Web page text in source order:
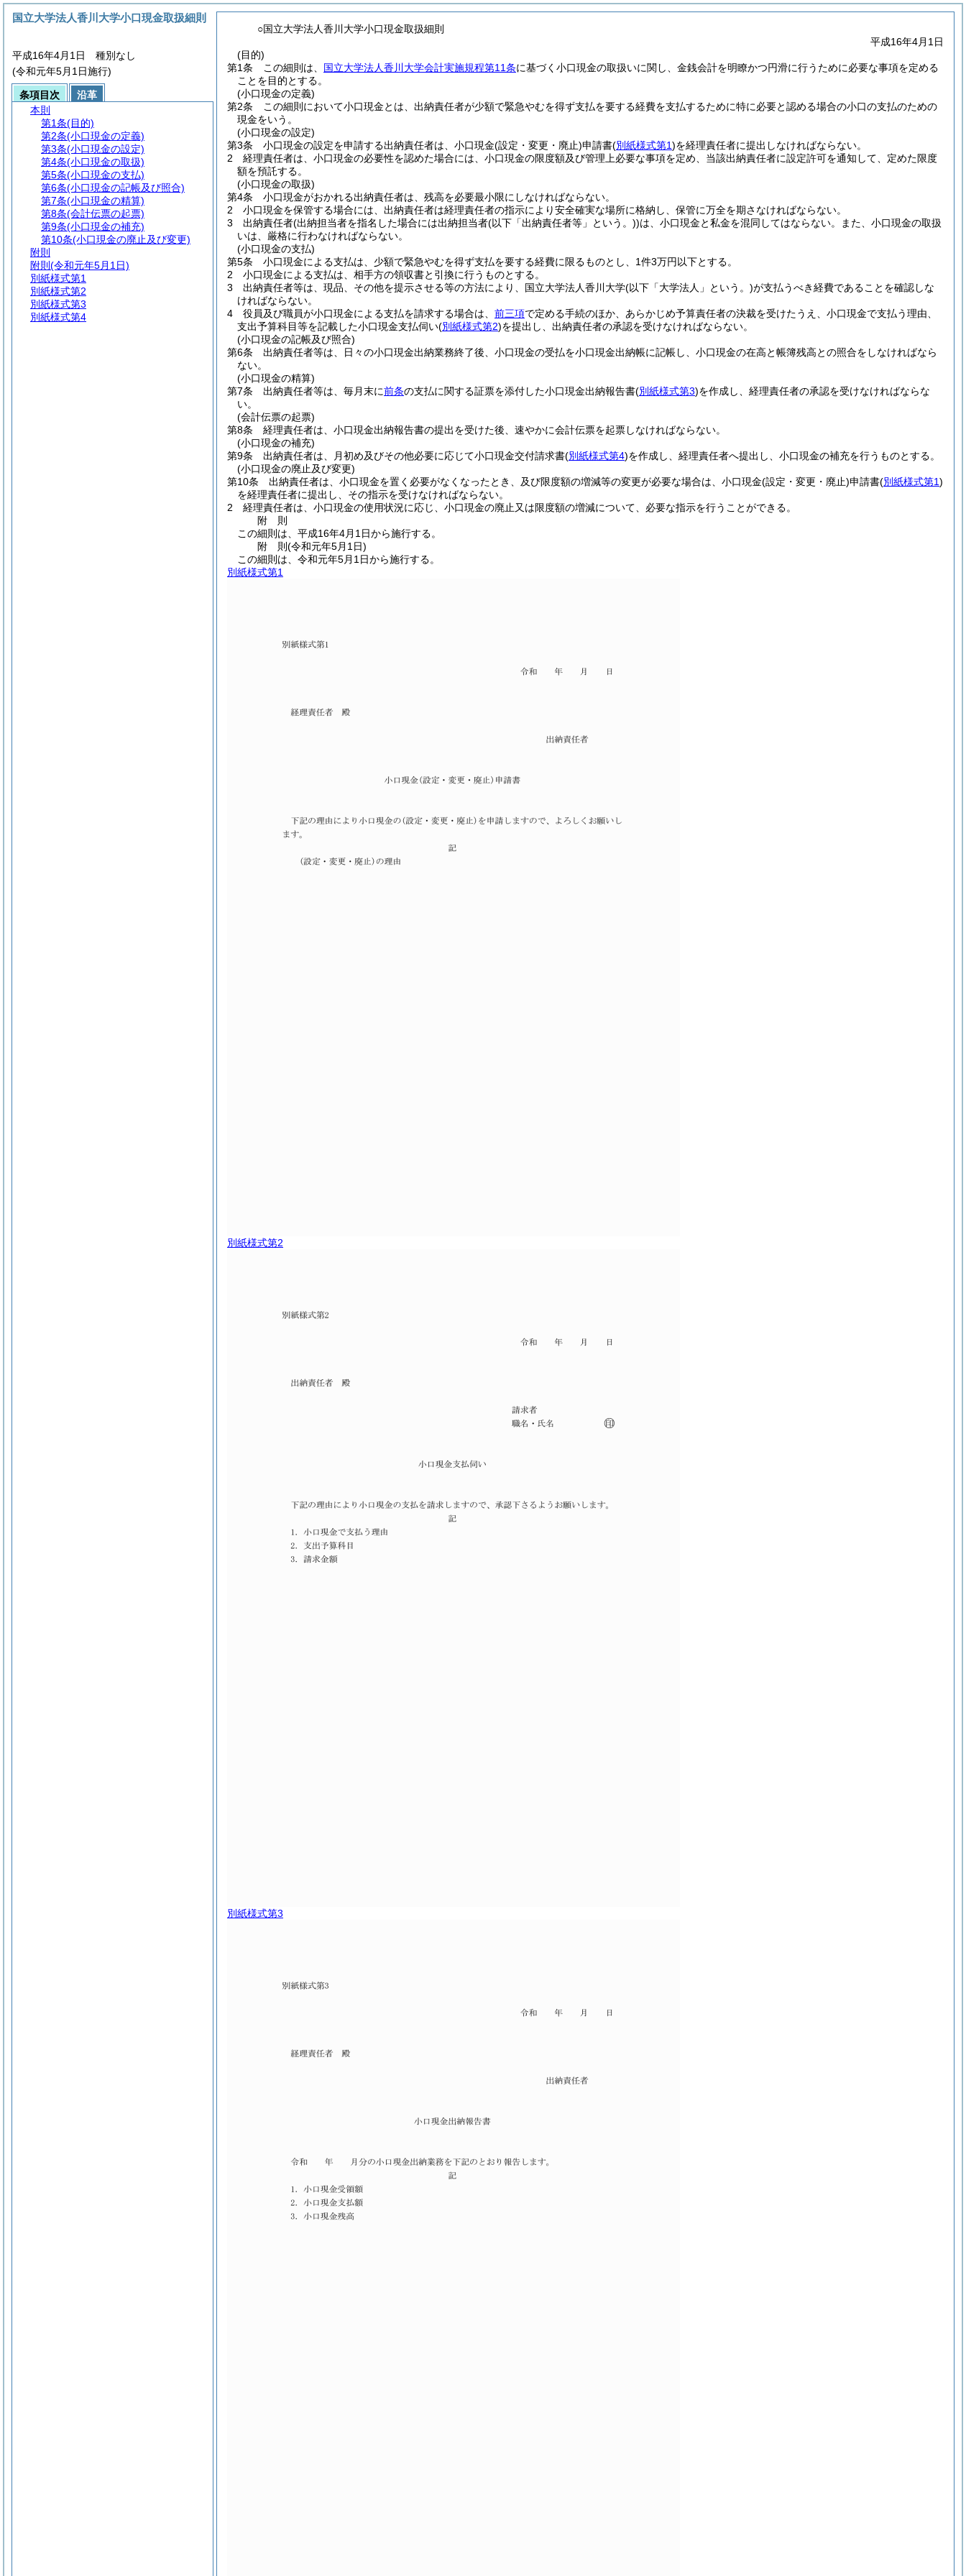
○国立大学法人香川大学小口現金取扱細則
平成16年4月1日
(目的)
第1条
この細則は、 国立大学法人香川大学会計実施規程第11条に基づく小口現金の取扱いに関し、金銭会計を明瞭かつ円滑に行うために必要な事項を定める
ことを目的とする。
(小口現金の定義)
第2条
この細則において小口現金とは、出納責任者が少額で緊急やむを得ず支払を要する経費を支払するために特に必要と認める場合の小口の支払のための
現金をいう。
(小口現金の設定)
第3条
小口現金の設定を申請する出納責任者は、小口現金(設定・変更・廃止)申請書(別紙様式第1)を経理責任者に提出しなければならない。
2
経理責任者は、小口現金の必要性を認めた場合には、小口現金の限度額及び管理上必要な事項を定め、当該出納責任者に設定許可を通知して、定めた限度
額を預託する。
(小口現金の取扱)
第4条
小口現金がおかれる出納責任者は、残高を必要最小限にしなければならない。
2
小口現金を保管する場合には、出納責任者は経理責任者の指示により安全確実な場所に格納し、保管に万全を期さなければならない。
3
出納責任者(出納担当者を指名した場合には出納担当者(以下「出納責任者等」という。))は、小口現金と私金を混同してはならない。
また、小口現金の取扱
いは、厳格に行わなければならない。
(小口現金の支払)
第5条
小口現金による支払は、少額で緊急やむを得ず支払を要する経費に限るものとし、1件3万円以下とする。
2
小口現金による支払は、相手方の領収書と引換に行うものとする。
3
出納責任者等は、現品、その他を提示させる等の方法により、国立大学法人香川大学(以下「大学法人」という。)が支払うべき経費であることを確認しな
ければならない。
4
役員及び職員が小口現金による支払を請求する場合は、 前三項で定める手続のほか、あらかじめ予算責任者の決裁を受けたうえ、小口現金で支払う理由、
支出予算科目等を記載した小口現金支払伺い(別紙様式第2)を提出し、出納責任者の承認を受けなければならない。
(小口現金の記帳及び照合)
第6条
出納責任者等は、日々の小口現金出納業務終了後、小口現金の受払を小口現金出納帳に記帳し、小口現金の在高と帳簿残高との照合をしなければなら
ない。
(小口現金の精算)
第7条
出納責任者等は、毎月末に前条の支払に関する証票を添付した小口現金出納報告書(別紙様式第3)を作成し、経理責任者の承認を受けなければならな
い。
(会計伝票の起票)
第8条
経理責任者は、小口現金出納報告書の提出を受けた後、速やかに会計伝票を起票しなければならない。
(小口現金の補充)
第9条
出納責任者は、月初め及びその他必要に応じて小口現金交付請求書(別紙様式第4)を作成し、経理責任者へ提出し、小口現金の補充を行うものとする。
(小口現金の廃止及び変更)
第10条
出納責任者は、小口現金を置く必要がなくなったとき、及び限度額の増減等の変更が必要な場合は、小口現金(設定・変更・廃止)申請書(別紙様式第1)
を経理責任者に提出し、その指示を受けなければならない。
2
経理責任者は、小口現金の使用状況に応じ、小口現金の廃止又は限度額の増減について、必要な指示を行うことができる。
附 則
この細則は、平成16年4月1日から施行する。
附 則(令和元年5月1日)
この細則は、令和元年5月1日から施行する。
別紙様式第1
別紙様式第2
別紙様式第3
国立大学法人香川大学小口現金取扱細則
平成16年4月1日 種別なし
(令和元年5月1日施行)
条項目次
沿革
本則
第1条(目的)
第2条(小口現金の定義)
第3条(小口現金の設定)
第4条(小口現金の取扱)
第5条(小口現金の支払)
第6条(小口現金の記帳及び照合)
第7条(小口現金の精算)
第8条(会計伝票の起票)
第9条(小口現金の補充)
第10条(小口現金の廃止及び変更)
附則
附則 (令和元年5月1日)
別紙様式第1
別紙様式第2
別紙様式第3
別紙様式第4